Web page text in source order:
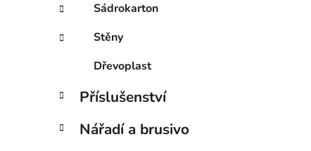
Sádrokarton
Stěny
Dřevoplast
Příslušenství
Nářadí a brusivo